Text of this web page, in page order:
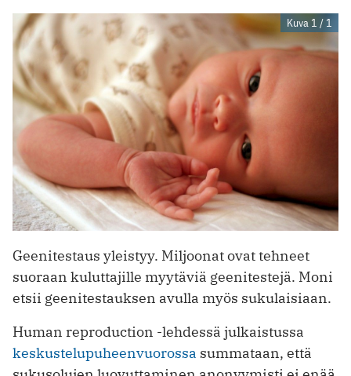
Kuva 1 / 1
Geenitestaus yleistyy. Miljoonat ovat tehneet
suoraan kuluttajille myytäviä geenitestejä. Moni
etsii geenitestauksen avulla myös sukulaisiaan.
Human reproduction -lehdessä julkaistussa
keskustelupuheenvuorossa summataan, että